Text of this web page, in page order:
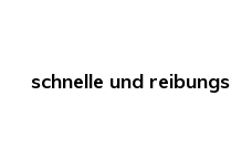
schnelle und